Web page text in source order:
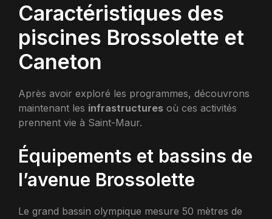
Caractéristiques des
piscines Brossolette et
Caneton
Après avoir exploré les programmes, découvrons
maintenant les infrastructures où ces activités
prennent vie à Saint-Maur.
Équipements et bassins de
l’avenue Brossolette
Le grand bassin olympique mesure 50 mètres de